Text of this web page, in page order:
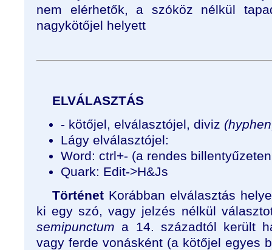
nem elérhetők, a szóköz nélkül
nagykötőjel helyett
ELVÁLASZTÁS
- kötőjel, elválasztójel, diviz
Lágy elválasztójel:
Word: ctrl+- (a rendes
Quark: Edit->H&Js
Történet Korábban elválasztás
ki egy szó, vagy jelzés nélkül
semipunctum a 14. századtól került
vagy ferde vonásként (a kötőjel egyes